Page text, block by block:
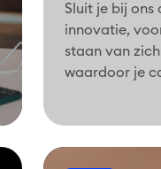
Sluit je bij ons
innovatie,
staan van
waardoor je